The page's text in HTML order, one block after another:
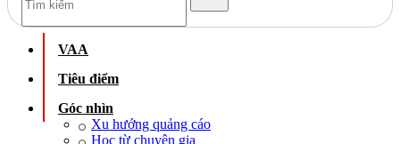
VAA
Tiêu điểm
Góc nhìn
Xu hướng quảng cáo
Học từ chuyên gia